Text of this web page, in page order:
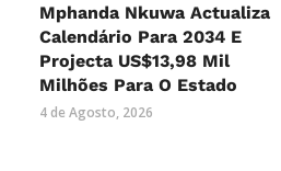
Mphanda Nkuwa Actualiza
Calendário Para 2034 E
Projecta US$13,98 Mil
Milhões Para O Estado
4 de Agosto, 2026